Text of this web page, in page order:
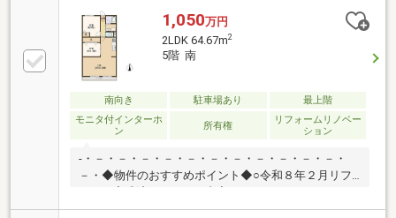
1,050万円
2LDK 64.67m2
5階 南
南向き 駐車場あり
最上階
モニタ付インターホ
ン
所有権
リフォームリノベー
ション
-・－・－・－・－・－・－・－・－・－・－・－・
－・◆物件のおすすめポイント◆○令和８年２月リフ
ォームです♪・システムキッチン新調 ・システムバ